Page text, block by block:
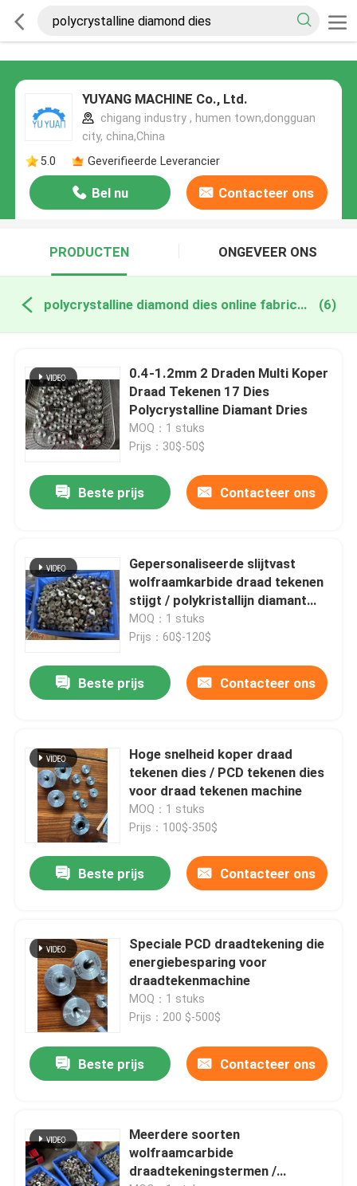
YUYANG MACHINE Co., Ltd.
chigang industry , humen town,dongguan
city, china,China
5.0
Geverifieerde Leverancier
Bel nu Contacteer ons
PRODUCTEN ONGEVEER ONS
polycrystalline diamond dies online fabricage (6)
0.4-1.2mm 2 Draden Multi Koper
Draad Tekenen 17 Dies
Polycrystalline Diamant Dries
MOQ：1 stuks
Prijs：30$-50$
Beste prijs Contacteer ons
Gepersonaliseerde slijtvast
wolfraamkarbide draad tekenen
stijgt / polykristallijn diamant
stijgt
MOQ：1 stuks
Prijs：60$-120$
Beste prijs Contacteer ons
Hoge snelheid koper draad
tekenen dies / PCD tekenen dies
voor draad tekenen machine
MOQ：1 stuks
Prijs：100$-350$
Beste prijs Contacteer ons
Speciale PCD draadtekening die
energiebesparing voor
draadtekenmachine
MOQ：1 stuks
Prijs：200 $-500$
Beste prijs Contacteer ons
Meerdere soorten
wolfraamcarbide
draadtekeningstermen /